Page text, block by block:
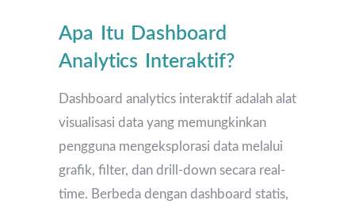
Apa Itu Dashboard
Analytics Interaktif?
Dashboard analytics interaktif adalah alat
visualisasi data yang memungkinkan
pengguna mengeksplorasi data melalui
grafik, filter, dan drill-down secara real-
time. Berbeda dengan dashboard statis,